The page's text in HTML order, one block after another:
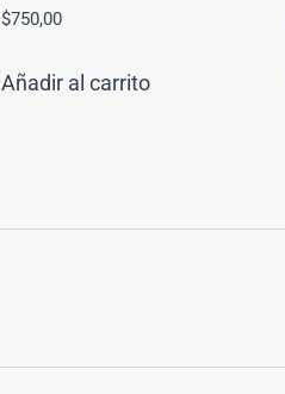
$750,00
Añadir al carrito